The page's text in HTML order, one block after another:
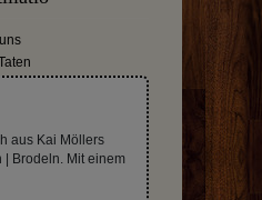
aus Kai Möllers
| Brodeln. Mit einem